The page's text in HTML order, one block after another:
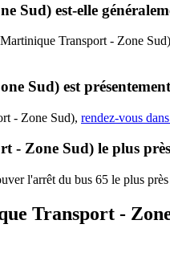
Sud) est-elle
Transport - Zone
Sud) est
- Zone Sud), rendez-vous
- Zone Sud) le plus
l'arrêt du bus 65 le plus
Transport -